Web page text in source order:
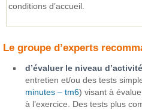
conditions d’accueil.
Le groupe d’experts
d’évaluer le niveau
entretien et/ou des tests
minutes – tm6) visant à
à l’exercice. Des tests plus